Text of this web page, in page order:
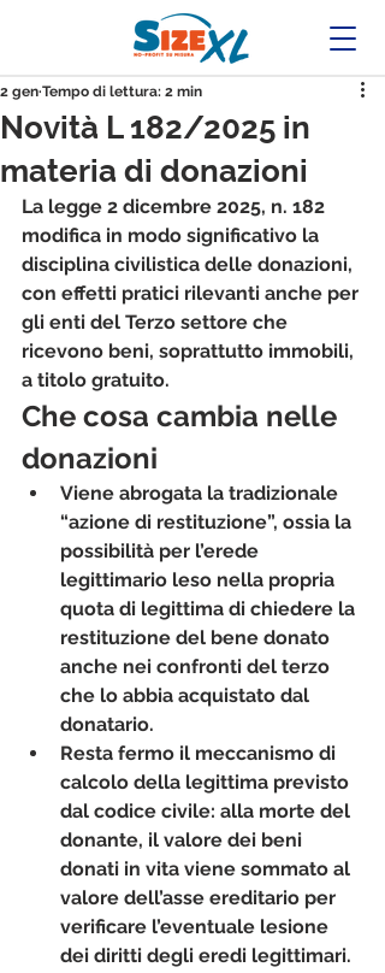
Novità L 182/2025 in
materia di donazioni
2 gen Tempo di lettura: 2 min
La legge 2 dicembre 2025, n. 182
modifica in modo significativo la
disciplina civilistica delle donazioni,
con effetti pratici rilevanti anche per
gli enti del Terzo settore che
ricevono beni, soprattutto immobili,
a titolo gratuito.
Che cosa cambia nelle
donazioni
Viene abrogata la tradizionale
“azione di restituzione”, ossia la
possibilità per l’erede
legittimario leso nella propria
quota di legittima di chiedere la
restituzione del bene donato
anche nei confronti del terzo
che lo abbia acquistato dal
donatario.
Resta fermo il meccanismo di
calcolo della legittima previsto
dal codice civile: alla morte del
donante, il valore dei beni
donati in vita viene sommato al
valore dell’asse ereditario per
verificare l’eventuale lesione
dei diritti degli eredi legittimari.